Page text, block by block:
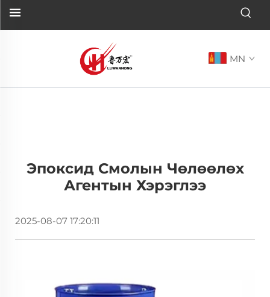
MN
Эпоксид Смолын Чөлөөлөх
Агентын Хэрэглээ
2025-08-07 17:20:11